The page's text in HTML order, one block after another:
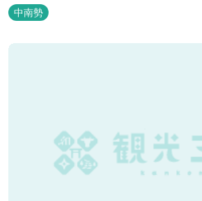
館 清少納言です。柔らかく滑らかな安らぎ
もったおもてなしを心掛けております。 日
の才女清少納言もお墨付きの名湯を是非実
中南勢